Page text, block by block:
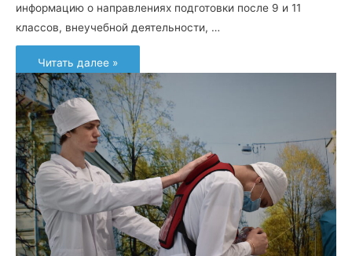
информацию о направлениях подготовки после 9 и 11
классов, внеучебной деятельности, …
Комплексный
профориентационный
классный
час
для
школьников!
Читать далее »